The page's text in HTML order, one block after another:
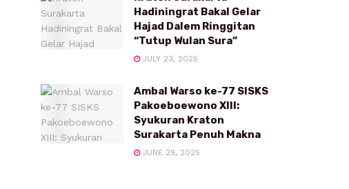
Hadiningrat Bakal Gelar
Hajad Dalem Ringgitan
“Tutup Wulan Sura”
JULY 23, 2025
Ambal Warso ke-77 SISKS
Pakoeboewono XIII:
Syukuran Kraton
Surakarta Penuh Makna
JUNE 29, 2025